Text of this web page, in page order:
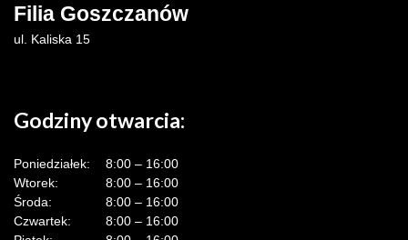
Filia Goszczanów
ul. Kaliska 15
Godziny otwarcia:
Poniedziałek:
Wtorek:
Środa:
Czwartek:
8:00 – 16:00
8:00 – 16:00
8:00 – 16:00
8:00 – 16:00